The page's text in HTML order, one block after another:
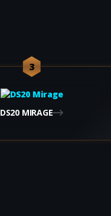
3
DS20 MIRAGE